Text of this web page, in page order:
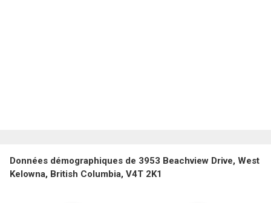
Données démographiques de 3953 Beachview Drive, West
Kelowna, British Columbia, V4T 2K1